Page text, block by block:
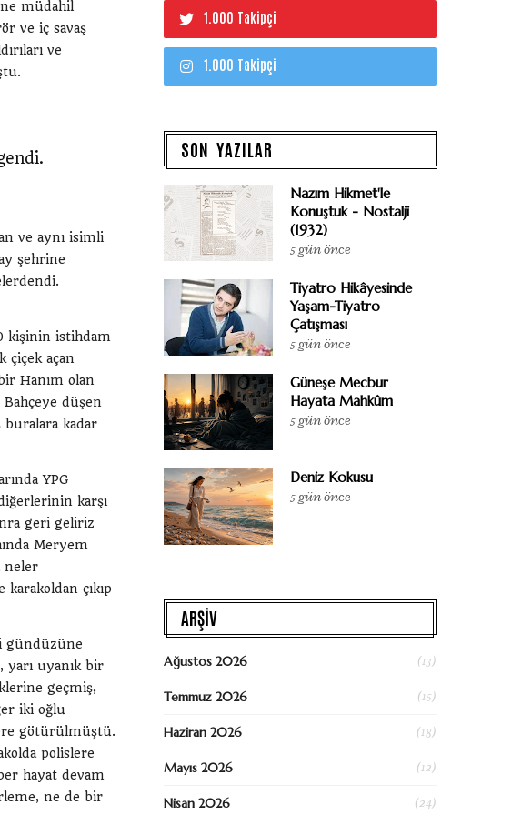
müdahil
ve iç savaş
ve
ve aynı isimli
şehrine
kişinin istihdam
çiçek açan
Hanım olan
düşen
buralara kadar
YPG
karşı
geri geliriz
Meryem
neler
çıkıp
gündüzüne
uyanık bir
geçmiş,
iki oğlu
götürülmüştü.
polislere
hayat devam
ne de bir
1.000 Takipçi
1.000 Takipçi
SON YAZILAR
Nazım Hikmet'le
Konuştuk - Nostalji
(1932)
5 gün önce
Tiyatro Hikâyesinde
Yaşam-Tiyatro
Çatışması
5 gün önce
Güneşe Mecbur
Hayata Mahkûm
5 gün önce
Deniz Kokusu
5 gün önce
ARŞİV
Ağustos 2026 (13)
Temmuz 2026 (15)
Haziran 2026 (18)
Mayıs 2026 (12)
Nisan 2026 (24)